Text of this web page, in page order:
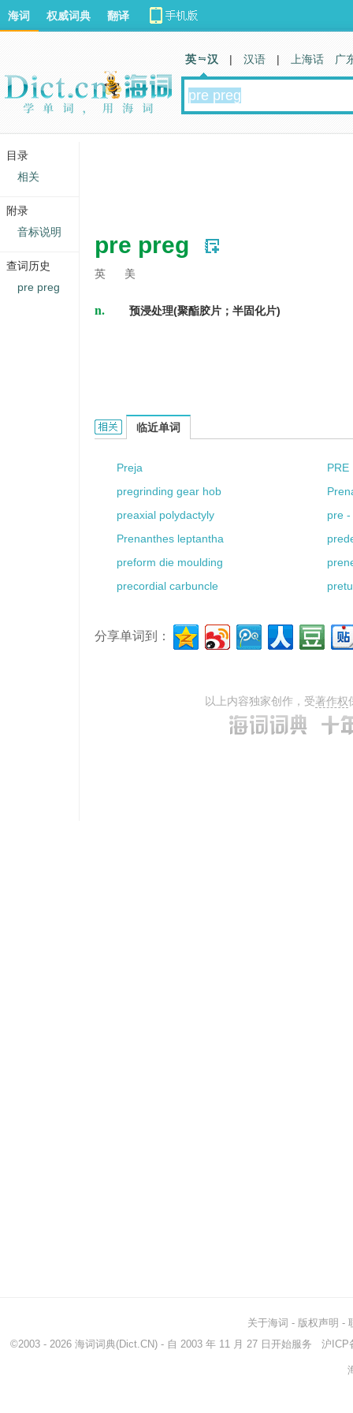
pre preg
英 美
n. 预浸处理(聚酯胶片；半固化片)
pre preg的相关资料：
临近单词
Preja
PRE
pregrinding gear hob
preaxial polydactyly
pre
Prenanthes leptantha
preform die moulding
precordial carbuncle
分享单词到：
以上内容独家创作，受著作权
海词 权威词典 翻译
英 汉 | 汉语 | 上海话 广
关于海词 - 版权声明 -
©2003 - 2026 海词词典(Dict.CN) - 自 2003 年 11 月 27 日开始服务 沪ICP
目录
相关
附录
音标说明
查词历史
pre preg